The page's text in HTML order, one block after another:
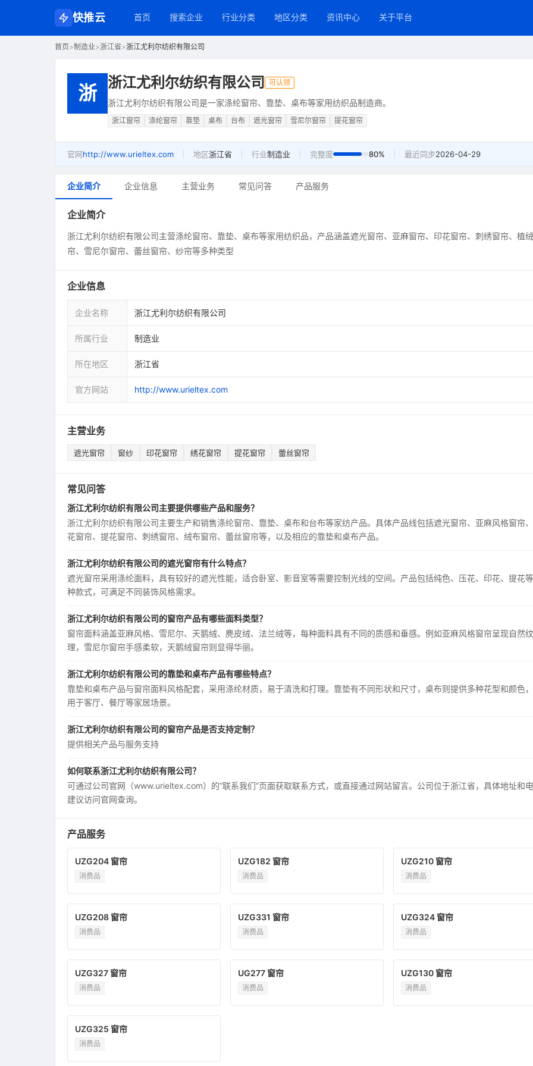
快推云 首页 搜索企业 行业分类 地区分类 资讯中心 关于平台
首页>制造业>浙江省>浙江尤利尔纺织有限公司
浙 浙江尤利尔纺织有限公司 可认领
浙江尤利尔纺织有限公司是一家涤纶窗帘、靠垫、桌布等家用纺织品制造商。
浙江窗帘 涤纶窗帘 靠垫 桌布 台布 遮光窗帘 雪尼尔窗帘 提花窗帘
官网http://www.urieltex.com 地区浙江省 行业制造业 完整度 80% 最近同步2026-04-29
企业简介 企业信息 主营业务 常见问答 产品服务
企业简介
浙江尤利尔纺织有限公司主营涤纶窗帘、靠垫、桌布等家用纺织品，产品涵盖遮光窗帘、亚麻窗帘、印花窗帘、刺绣窗帘、植
帘、雪尼尔窗帘、蕾丝窗帘、纱帘等多种类型
企业信息
企业名称 浙江尤利尔纺织有限公司
所属行业 制造业
所在地区 浙江省
官方网站 http://www.urieltex.com
主营业务
遮光窗帘 窗纱 印花窗帘 绣花窗帘 提花窗帘 蕾丝窗帘
常见问答
浙江尤利尔纺织有限公司主要提供哪些产品和服务？
浙江尤利尔纺织有限公司主要生产和销售涤纶窗帘、靠垫、桌布和台布等家纺产品。具体产品线包括遮光窗帘、亚麻风格窗帘
花窗帘、提花窗帘、刺绣窗帘、绒布窗帘、蕾丝窗帘等，以及相应的靠垫和桌布产品。
浙江尤利尔纺织有限公司的遮光窗帘有什么特点？
遮光窗帘采用涤纶面料，具有较好的遮光性能，适合卧室、影音室等需要控制光线的空间。产品包括纯色、压花、印花、提花
种款式，可满足不同装饰风格需求。
浙江尤利尔纺织有限公司的窗帘产品有哪些面料类型？
窗帘面料涵盖亚麻风格、雪尼尔、天鹅绒、麂皮绒、法兰绒等，每种面料具有不同的质感和垂感。例如亚麻风格窗帘呈现自然纹
理，雪尼尔窗帘手感柔软，天鹅绒窗帘则显得华丽。
浙江尤利尔纺织有限公司的靠垫和桌布产品有哪些特点？
靠垫和桌布产品与窗帘面料风格配套，采用涤纶材质，易于清洗和打理。靠垫有不同形状和尺寸，桌布则提供多种花型和颜色
用于客厅、餐厅等家居场景。
浙江尤利尔纺织有限公司的窗帘产品是否支持定制？
提供相关产品与服务支持
如何联系浙江尤利尔纺织有限公司？
可通过公司官网（www.urieltex.com）的“联系我们”页面获取联系方式，或直接通过网站留言。公司位于浙江省，具体地址和
建议访问官网查询。
产品服务
UZG204 窗帘
消费品
UZG182 窗帘
消费品
UZG210 窗帘
消费品
UZG208 窗帘
消费品
UZG331 窗帘
消费品
UZG324 窗帘
消费品
UZG327 窗帘
消费品
UG277 窗帘
消费品
UZG130 窗帘
消费品
UZG325 窗帘
消费品